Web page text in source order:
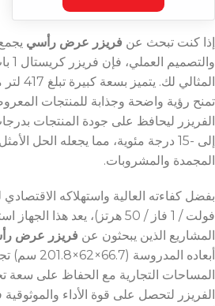
إذا كنت تبحث عن فريزر عرض رأسي
المثالي
تمنح رؤية واضحة وجذابة للمنتجات
إلى -15 درجة مئوية، مما يجعله الحل
المجمدة والمشروبات.
فولت / 1 فاز / 50 هرتز)، يعد هذا
المشاريع الذين يبحثون عن فريزر عرض
أبعاده
المساحات التجارية مع الحفاظ على سعة
الفريزر لتحصل على قوة الأداء